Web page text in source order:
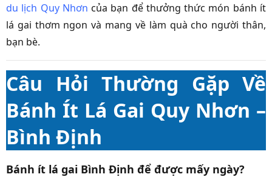
du lịch Quy Nhơn của bạn để thưởng thức món bánh ít
lá gai thơm ngon và mang về làm quà cho người thân,
bạn bè.
Câu Hỏi Thường Gặp Về
Bánh Ít Lá Gai Quy Nhơn –
Bình Định
Bánh ít lá gai Bình Định để được mấy ngày?